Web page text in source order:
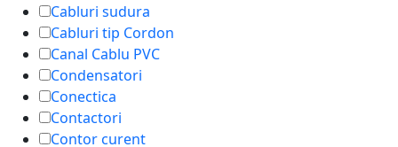
Cabluri sudura
Cabluri tip Cordon
Canal Cablu PVC
Condensatori
Conectica
Contactori
Contor curent